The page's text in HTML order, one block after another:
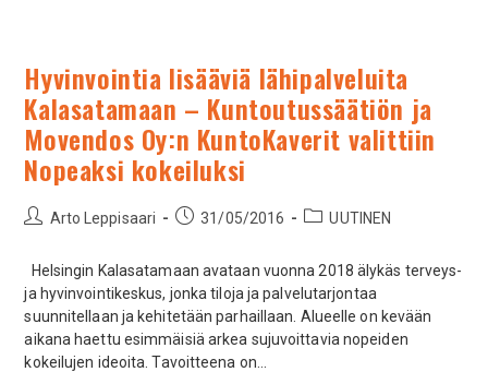
Hyvinvointia lisääviä lähipalveluita
Kalasatamaan – Kuntoutussäätiön ja
Movendos Oy:n KuntoKaverit valittiin
Nopeaksi kokeiluksi
Arto Leppisaari 31/05/2016 UUTINEN
Helsingin Kalasatamaan avataan vuonna 2018 älykäs terveys-
ja hyvinvointikeskus, jonka tiloja ja palvelutarjontaa
suunnitellaan ja kehitetään parhaillaan. Alueelle on kevään
aikana haettu esimmäisiä arkea sujuvoittavia nopeiden
kokeilujen ideoita. Tavoitteena on…